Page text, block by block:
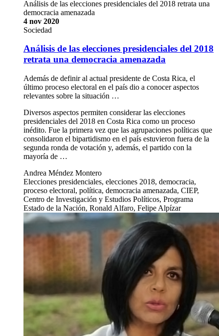
La alimentación balanceada es un escudo protector
4 nov 2020
Salud
COVID-19 y nutrición
La alimentación balanceada es un escudo
protector
La hidratación, las porciones y tipos de alimentos contribuyen
a la salud de pacientes
puede evitarse con la ingesta de alimentos o suplementos
vitamínicos “mágicos”, una correcta nutrición sí puede incidir
directamente en cómo el organismo puede superarla y ayudar
a una pronta recuperación. En ese sentido, para seguir …
Eduardo Muñoz Sequeira
COVID-19
Análisis de las elecciones presidenciales del 2018 retrata una
democracia amenazada
4 nov 2020
Sociedad
Análisis de las elecciones presidenciales del 2018
retrata una democracia amenazada
Además de definir al actual presidente de Costa Rica, el
último proceso electoral en el país dio a conocer aspectos
relevantes sobre la situación …
Diversos aspectos permiten considerar las elecciones
presidenciales del 2018 en Costa Rica como un proceso
inédito. Fue la primera vez que las agrupaciones políticas que
consolidaron el bipartidismo en el país estuvieron fuera de la